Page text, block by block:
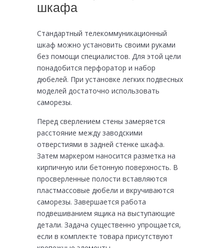
шкафа
Стандартный телекоммуникационный
шкаф можно установить своими руками
без помощи специалистов. Для этой цели
понадобится перфоратор и набор
дюбелей. При установке легких подвесных
моделей достаточно использовать
саморезы.
Перед сверлением стены замеряется
расстояние между заводскими
отверстиями в задней стенке шкафа.
Затем маркером наносится разметка на
кирпичную или бетонную поверхность. В
просверленные полости вставляются
пластмассовые дюбели и вкручиваются
саморезы. Завершается работа
подвешиванием ящика на выступающие
детали. Задача существенно упрощается,
если в комплекте товара присутствуют